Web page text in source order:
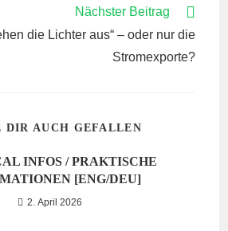
Nächster Beitrag
die Lichter aus“ – oder nur die
Stromexporte?
DIR AUCH GEFALLEN
INFOS / PRAKTISCHE
[ENG/DEU]
2. April 2026